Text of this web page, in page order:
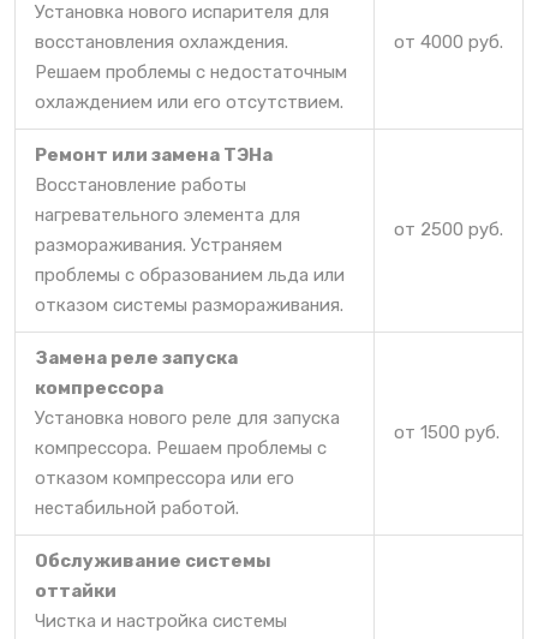
Установка нового испарителя для
восстановления охлаждения.
Решаем проблемы с недостаточным
охлаждением или его отсутствием.
от 4000 руб.
Ремонт или замена ТЭНа
Восстановление работы
нагревательного элемента для
размораживания. Устраняем
проблемы с образованием льда или
отказом системы размораживания.
от 2500 руб.
Замена реле запуска
компрессора
Установка нового реле для запуска
компрессора. Решаем проблемы с
отказом компрессора или его
нестабильной работой.
от 1500 руб.
Обслуживание системы
оттайки
Чистка и настройка системы